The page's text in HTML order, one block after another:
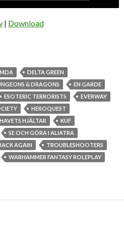
| Download
DELTA GREEN
& DRAGONS
EN GARDE
ESOTERIC TERRORISTS
EVERWAY
HEROQUEST
HJÄLTAR
KUF
SE OCH GÖRA I ALIATRA
AGAIN
TROUBLESHOOTERS
WARHAMMER FANTASY ROLEPLAY